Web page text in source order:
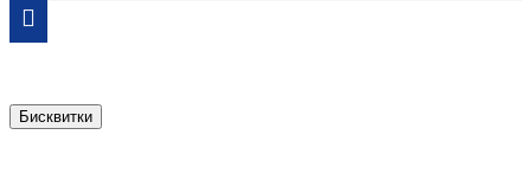
Бисквитки